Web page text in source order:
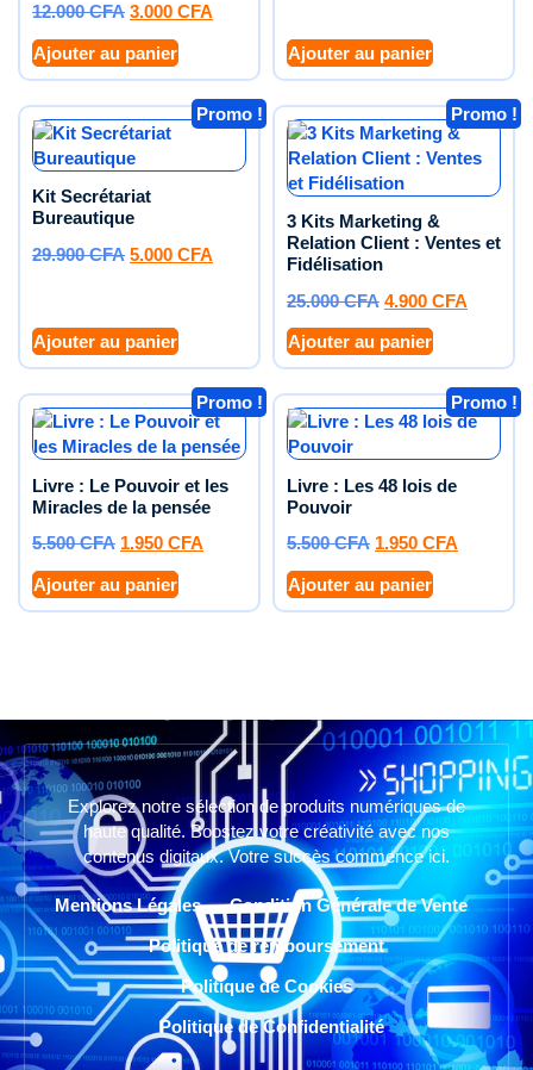
12.000CFA 3.000 CFA
Ajouter au panier Ajouter au panier
Promo !
Kit Secrétariat
Bureautique
29.900CFA 5.000 CFA
Ajouter au panier
Promo !
3 Kits Marketing &
Relation Client : Ventes et
Fidélisation
25.000CFA 4.900 CFA
Ajouter au panier
Promo !
Livre : Le Pouvoir et les
Miracles de la pensée
5.500CFA 1.950 CFA
Ajouter au panier
Promo !
Livre : Les 48 lois de
Pouvoir
5.500CFA 1.950 CFA
Ajouter au panier
Explorez notre sélection de produits numériques de
haute qualité. Boostez votre créativité avec nos
contenus digitaux. Votre succès commence ici.
Mentions Légales
Condition Générale de Vente
Politique de remboursement
Politique de Cookies
Politique de Confidentialité